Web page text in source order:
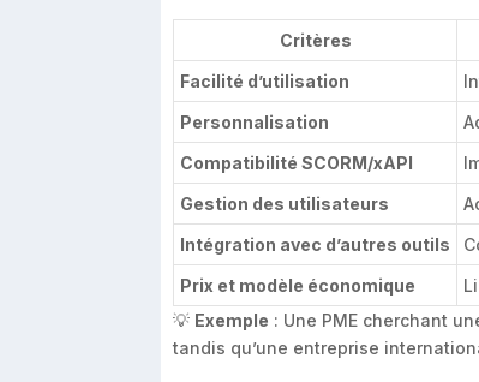
Critères
Facilité d’utilisation
Personnalisation
Compatibilité SCORM/xAPI
Gestion des utilisateurs
Intégration avec d’autres outils
Prix et modèle économique
💡 Exemple : Une PME cherchant
tandis qu’une entreprise